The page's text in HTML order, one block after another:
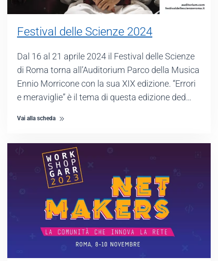
Festival delle Scienze 2024
Dal 16 al 21 aprile 2024 il Festival delle Scienze
di Roma torna all’Auditorium Parco della Musica
Ennio Morricone con la sua XIX edizione. “Errori
e meraviglie” è il tema di questa edizione ded…
Vai alla scheda